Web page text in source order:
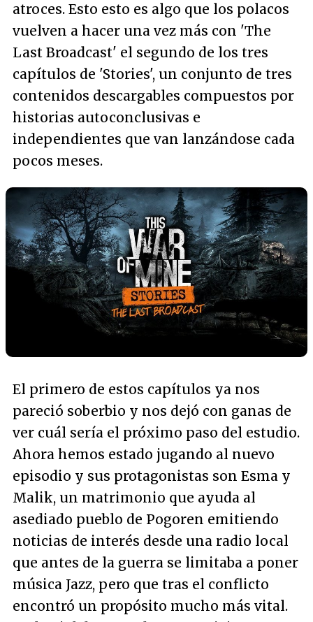
atroces. Esto esto es algo que los polacos
vuelven a hacer una vez más con 'The
Last Broadcast' el segundo de los tres
capítulos de 'Stories', un conjunto de tres
contenidos descargables compuestos por
historias autoconclusivas e
independientes que van lanzándose cada
pocos meses.
El primero de estos capítulos ya nos
pareció soberbio y nos dejó con ganas de
ver cuál sería el próximo paso del estudio.
Ahora hemos estado jugando al nuevo
episodio y sus protagonistas son Esma y
Malik, un matrimonio que ayuda al
asediado pueblo de Pogoren emitiendo
noticias de interés desde una radio local
que antes de la guerra se limitaba a poner
música Jazz, pero que tras el conflicto
encontró un propósito mucho más vital.